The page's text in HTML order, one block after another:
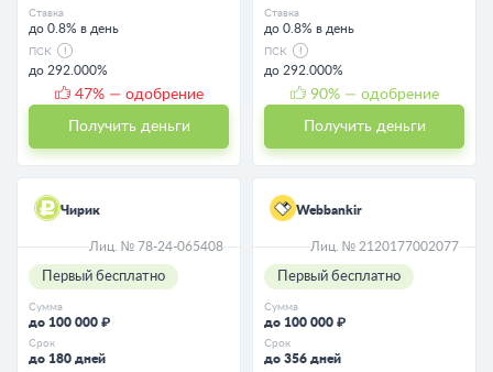
Ставка
до 0.8% в день
ПСК
до 292.000%
47% — одобрение
Получить деньги
Ставка
до 0.8% в день
ПСК
до 292.000%
90% — одобрение
Получить деньги
Чирик
Лиц. № 78-24-065408
Первый бесплатно
Сумма
до 100 000 ₽
Срок
до 180 дней
Webbankir
Лиц. № 2120177002077
Первый бесплатно
Сумма
до 100 000 ₽
Срок
до 356 дней